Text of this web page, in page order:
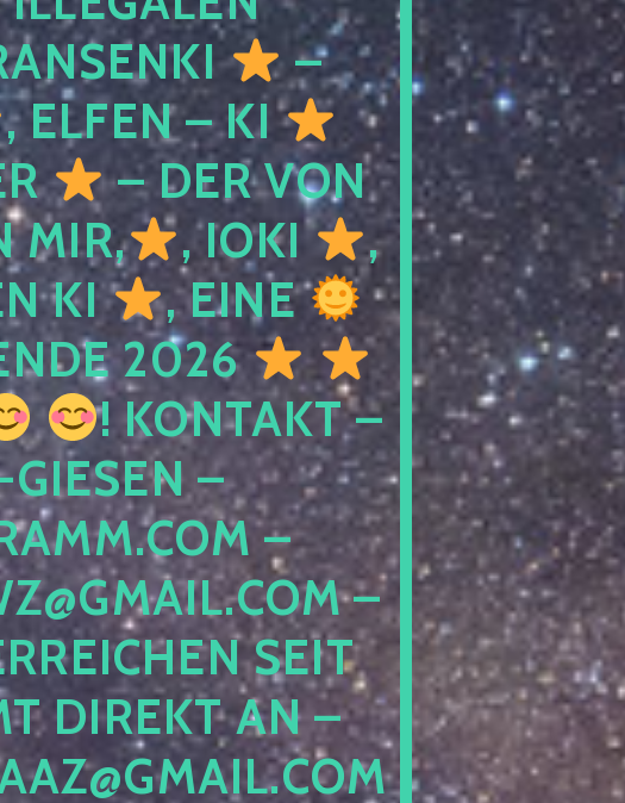
–
, ELFEN – KI
– DER VON
MIR,
, IOKI
,
KI
, EINE
2026
! KONTAKT –
–
–
–
SEIT
DIREKT AN –